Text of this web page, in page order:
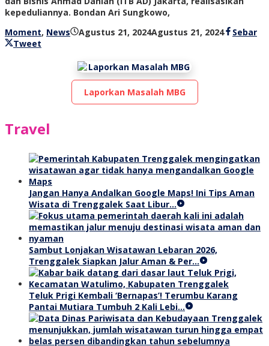
kepeduliannya. Bondan Ari Sungkowo,
Moment, News Agustus 21, 2024Agustus 21, 2024olehSebar
Tweet
Laporkan Masalah MBG
Travel
Jangan Hanya Andalkan Google Maps! Ini Tips Aman
Wisata di Trenggalek Saat Libur…
Sambut Lonjakan Wisatawan Lebaran 2026,
Trenggalek Siapkan Jalur Aman & Per…
Teluk Prigi Kembali ‘Bernapas’! Terumbu Karang
Pantai Mutiara Tumbuh 2 Kali Lebi…